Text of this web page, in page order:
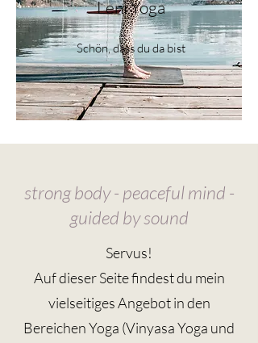
strong body - peaceful mind -
guided by sound
Servus!
Auf dieser Seite findest du mein
vielseitiges Angebot in den
Bereichen Yoga (Vinyasa Yoga und
Leni Yoga
Schön, dass du da bist